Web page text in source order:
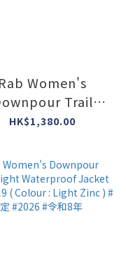
Rab Women's
Trail
Waterproof
: Tempest
) #香港限定
#令和8年
HK$1,380.00